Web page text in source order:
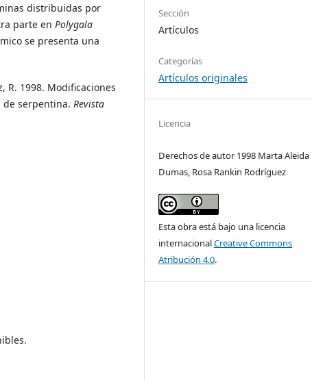
distribuidas por
parte en Polygala
se presenta una
R. 1998. Modificaciones
de serpentina. Revista
Sección
Artículos
Categorías
Artículos originales
Licencia
Derechos de autor 1998 Marta Aleida
Dumas, Rosa Rankin Rodríguez
Esta obra está bajo una licencia
internacionalCreative Commons
Atribución 4.0.